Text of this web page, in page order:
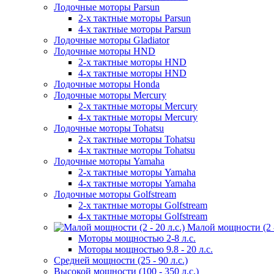
Лодочные моторы Parsun
2-х тактные моторы Parsun
4-х тактные моторы Parsun
Лодочные моторы Gladiator
Лодочные моторы HND
2-х тактные моторы HND
4-х тактные моторы HND
Лодочные моторы Honda
Лодочные моторы Mercury
2-х тактные моторы Mercury
4-х тактные моторы Mercury
Лодочные моторы Tohatsu
2-х тактные моторы Tohatsu
4-х тактные моторы Tohatsu
Лодочные моторы Yamaha
2-х тактные моторы Yamaha
4-х тактные моторы Yamaha
Лодочные моторы Golfstream
2-х тактные моторы Golfstream
4-х тактные моторы Golfstream
Малой мощности (2
Моторы мощностью 2-8 л.с.
Моторы мощностью 9.8 - 20 л.с.
Средней мощности (25 - 90 л.с.)
Высокой мощности (100 - 350 л.с.)